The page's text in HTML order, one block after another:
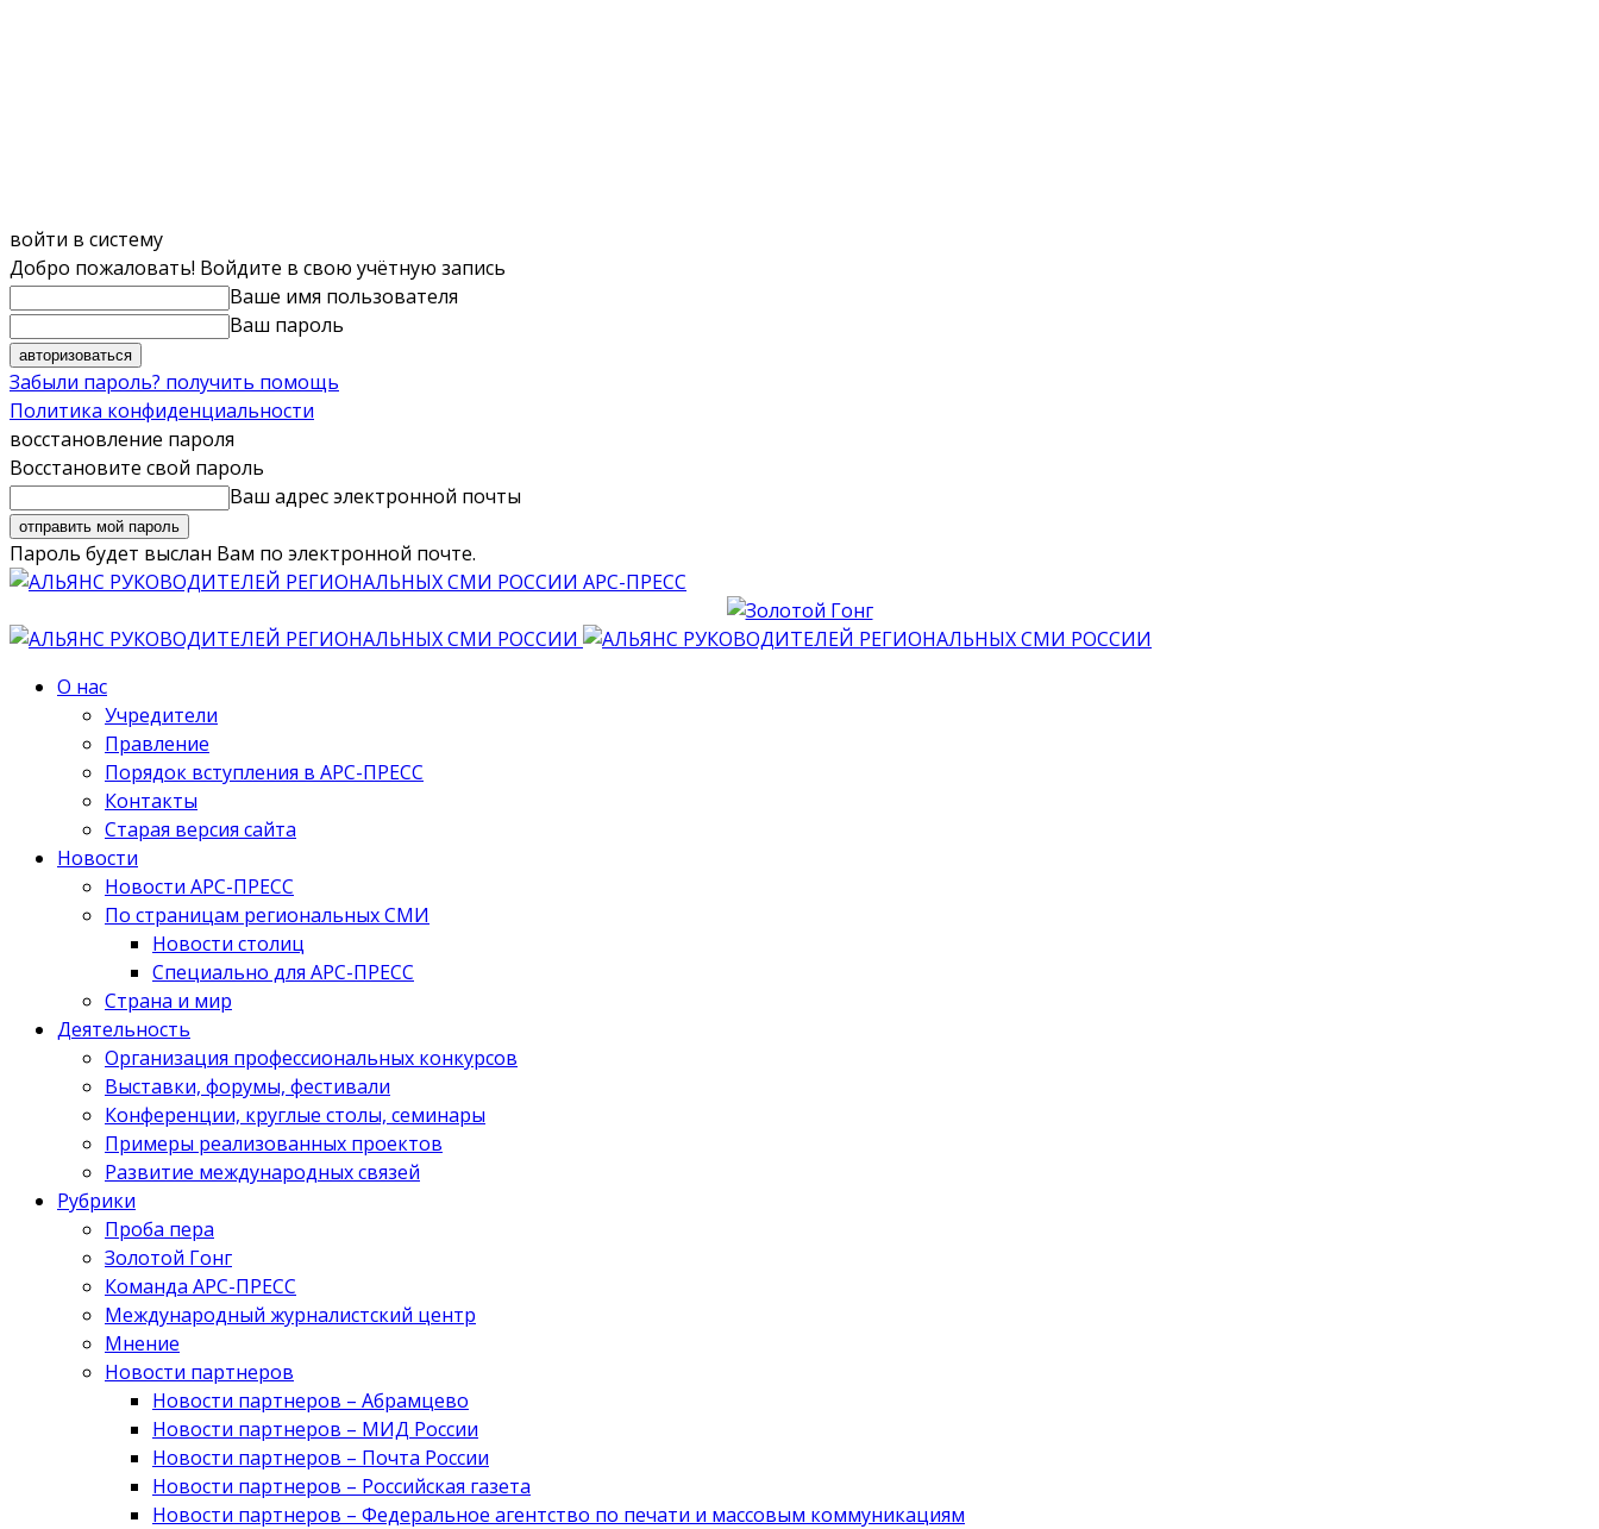
войти в систему
Добро пожаловать! Войдите в свою учётную запись
Ваше имя пользователя
Ваш пароль
Забыли пароль? получить помощь
Политика конфиденциальности
восстановление пароля
Восстановите свой пароль
Ваш адрес электронной почты
Пароль будет выслан Вам по электронной почте.
АРС-ПРЕСС
О нас
Учредители
Правление
Порядок вступления в АРС-ПРЕСС
Контакты
Старая версия сайта
Новости
Новости АРС-ПРЕСС
По страницам региональных СМИ
Новости столиц
Специально для АРС-ПРЕСС
Страна и мир
Деятельность
Организация профессиональных конкурсов
Выставки, форумы, фестивали
Конференции, круглые столы, семинары
Примеры реализованных проектов
Развитие международных связей
Рубрики
Проба пера
Золотой Гонг
Команда АРС-ПРЕСС
Международный журналистский центр
Мнение
Новости партнеров
Новости партнеров – Абрамцево
Новости партнеров – МИД России
Новости партнеров – Почта России
Новости партнеров – Российская газета
Новости партнеров – Федеральное агентство по печати и массовым коммуникациям